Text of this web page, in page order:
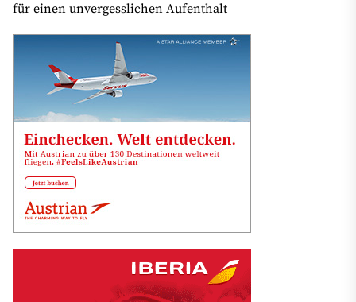
für einen unvergesslichen Aufenthalt